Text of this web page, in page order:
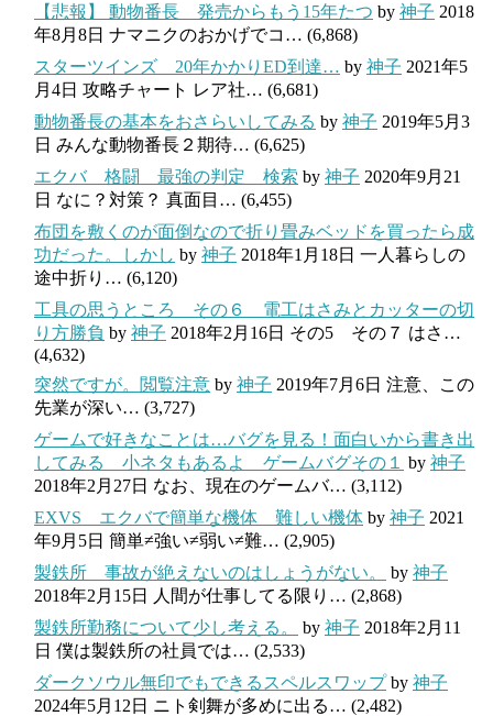
【悲報】 動物番長 発売からもう15年たつ by 神子 2018
年8月8日 ナマニクのおかげでコ… (6,868)
スターツインズ 20年かかりED到達… by 神子 2021年5
月4日 攻略チャート レア社… (6,681)
動物番長の基本をおさらいしてみる by 神子 2019年5月3
日 みんな動物番長２期待… (6,625)
エクバ 格闘 最強の判定 検索 by 神子 2020年9月21
日 なに？対策？ 真面目… (6,455)
布団を敷くのが面倒なので折り畳みベッドを買ったら成
功だった。しかし by 神子 2018年1月18日 一人暮らしの
途中折り… (6,120)
工具の思うところ その６ 電工はさみとカッターの切
り方勝負 by 神子 2018年2月16日 その5 その７ はさ…
(4,632)
突然ですが。閲覧注意 by 神子 2019年7月6日 注意、この
先業が深い… (3,727)
ゲームで好きなことは…バグを見る！面白いから書き出
してみる 小ネタもあるよ ゲームバグその１
by 神子
2018年2月27日 なお、現在のゲームバ… (3,112)
EXVS エクバで簡単な機体 難しい機体 by 神子 2021
年9月5日 簡単≠強い≠弱い≠難… (2,905)
製鉄所 事故が絶えないのはしょうがない。
by 神子
2018年2月15日
人間が仕事してる限り… (2,868)
製鉄所勤務について少し考える。
by 神子 2018年2月11
日 僕は製鉄所の社員では… (2,533)
ダークソウル無印でもできるスペルスワップby 神子
2024年5月12日 ニト剣舞が多めに出る… (2,482)